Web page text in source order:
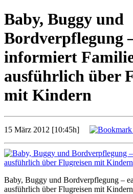
Baby, Buggy und
Bordverpflegung
informiert
ausführlich über
mit Kindern
15 März 2012 [10:45h]
Baby, Buggy und Bordverpflegung –
ausführlich über Flugreisen mit Kindern